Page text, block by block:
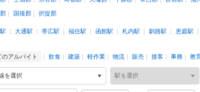
国後郡 択捉郡
大通駅 帯広駅 福住駅 函館駅 札内駅 釧路駅 恵庭駅
のアルバイト 飲食 建築 軽作業 物流 販売 接客 事務 教